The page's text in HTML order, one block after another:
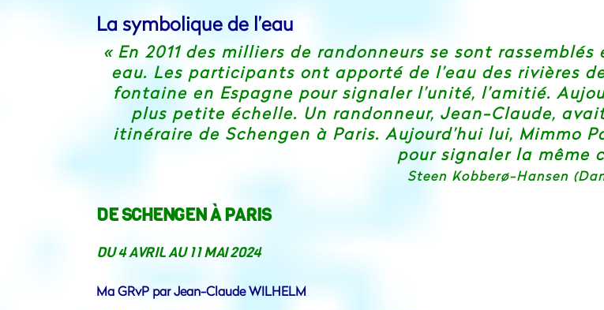
La symbolique de l’eau
« En 2011 des milliers de randonneurs se sont
eau. Les participants ont apporté de l’eau des rivières
fontaine en Espagne pour signaler l’unité, l’amitié.
plus petite échelle. Un randonneur, Jean-Claude,
itinéraire de Schengen à Paris. Aujourd’hui lui, Mimmo
pour signaler la même
Steen Kobberø-Hansen
DE SCHENGEN À PARIS
DU 4 AVRIL AU 11 MAI 2024
Ma GRvP par Jean-Claude WILHELM